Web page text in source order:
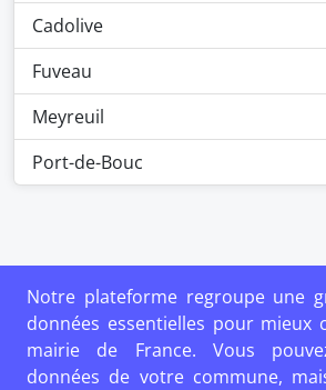
Cadolive
Fuveau
Meyreuil
Port-de-Bouc
Notre plateforme regroupe une
données essentielles pour mieux
mairie de France. Vous
données de votre commune,